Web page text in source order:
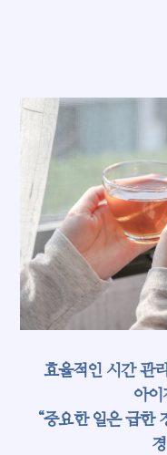
효율적인 시간 관
아
“중요한 일은 급한